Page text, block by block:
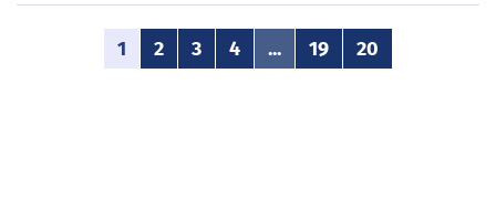
1 2 3 4 ... 19 20